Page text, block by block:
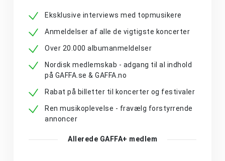
Eksklusive interviews med topmusikere
Anmeldelser af alle de vigtigste koncerter
Over 20.000 albumanmeldelser
Nordisk medlemskab - adgang til al indhold
på GAFFA.se & GAFFA.no
Rabat på billetter til koncerter og festivaler
Ren musikoplevelse - fravælg forstyrrende
annoncer
Allerede GAFFA+ medlem